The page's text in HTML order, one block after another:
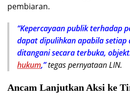
pembiaran.
“Kepercayaan publik terhadap
dapat dipulihkan apabila setiap
ditangani secara terbuka,
hukum,”tegas pernyataan LIN.
Ancam Lanjutkan Aksi ke